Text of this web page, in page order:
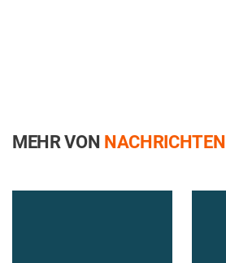
MEHR VON NACHRICHTEN